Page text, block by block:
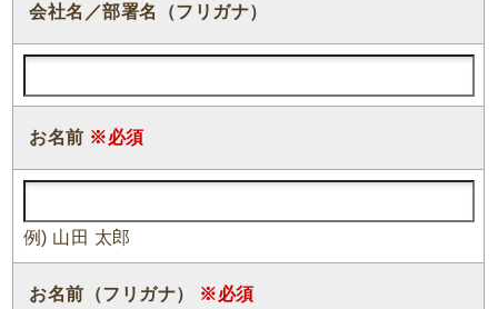
会社名／部署名（フリガナ）
お名前 ※必須
例) 山田 太郎
お名前（フリガナ） ※必須